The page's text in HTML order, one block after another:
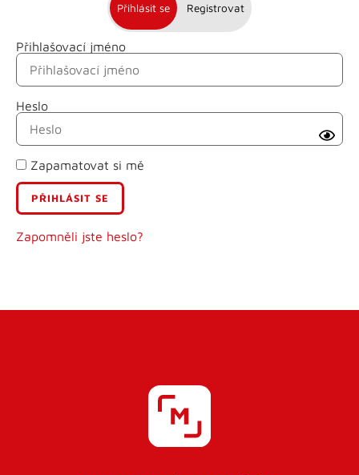
Přihlásit se Registrovat
Přihlašovací jméno
Heslo
Zapamatovat si mě
Zapomněli jste heslo?
Jméno
Příjmení
E-mail
Uživatelské jméno